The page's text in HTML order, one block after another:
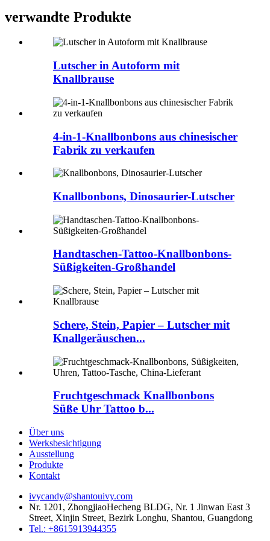
verwandte Produkte
Lutscher in Autoform mit
Knallbrause
4-in-1-Knallbonbons aus chinesischer
Fabrik zu verkaufen
Knallbonbons, Dinosaurier-Lutscher
Handtaschen-Tattoo-Knallbonbons-
Süßigkeiten-Großhandel
Schere, Stein, Papier – Lutscher mit
Knallgeräuschen...
Fruchtgeschmack Knallbonbons
Süße Uhr Tattoo b...
Über uns
Werksbesichtigung
Ausstellung
Produkte
Kontakt
ivycandy@shantouivy.com
Nr. 1201, ZhongjiaoHecheng BLDG, Nr. 1 Jinwan East 3
Street, Xinjin Street, Bezirk Longhu, Shantou, Guangdong
Tel.: +8615913944355